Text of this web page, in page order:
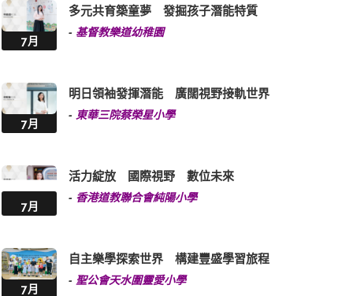
7月
多元共育築童夢 發掘孩子潛能特質
- 基督教樂道幼稚園
7月
明日領袖發揮潛能 廣闊視野接軌世界
- 東華三院蔡榮星小學
7月
活力綻放 國際視野 數位未來
- 香港道教聯合會純陽小學
7月
自主樂學探索世界 構建豐盛學習旅程
- 聖公會天水圍靈愛小學